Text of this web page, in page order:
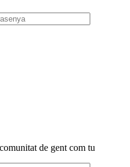
de gent com tu